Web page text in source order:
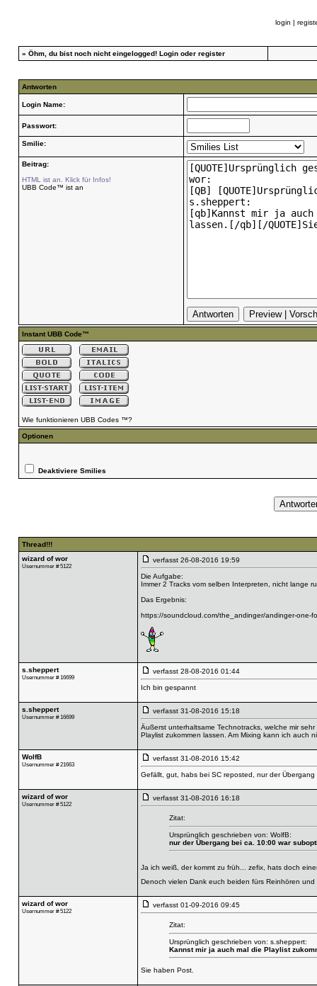
login |
» Öhm, du bist noch nicht eingelogged! Loginoder register
Antworten
Login Name:
Passwort:
Smilie:
Beitrag:
HTML ist an. Klick für Infos!
UBB Code™ ist an
Instant UBB Code™
Wie funktionieren UBB Codes ™?
Optionen
Deaktiviere Smilies
Thread!!!
wizard of wor
Usernummer # 5122
verfasst 26-08-2016 19:59
Die Aufgabe:
Immer 2 Tracks vom selben Interpreten, nicht lange
Das Ergebnis:
https://soundcloud.com/the_andinger/andinger-one-
s.sheppert
Usernummer # 16699
verfasst 28-08-2016 01:44
Ich bin gespannt
s.sheppert
Usernummer # 16699
verfasst 31-08-2016 15:18
Äußerst unterhaltsame Technotracks, welche mir
Playlist zukommen lassen. Am Mixing kann ich auch
WolfB
Usernummer # 21663
verfasst 31-08-2016 15:42
Gefällt, gut, habs bei SC reposted, nur der
wizard of wor
Usernummer # 5122
verfasst 31-08-2016 16:18
Zitat:
Ursprünglich geschrieben von: WolfB:
nur der Übergang bei ca. 10:00 war
Ja ich weiß, der kommt zu früh... zefix, hats doch
Denoch vielen Dank euch beiden fürs Reinhören
wizard of wor
Usernummer # 5122
verfasst 01-09-2016 09:45
Zitat:
Ursprünglich geschrieben von: s.sheppert:
Kannst mir ja auch mal die Playlist
Sie haben Post.